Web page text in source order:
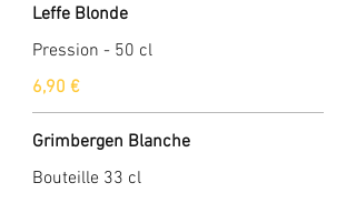
Leffe Blonde
Pression - 50 cl
6,90 €
Grimbergen Blanche
Bouteille 33 cl